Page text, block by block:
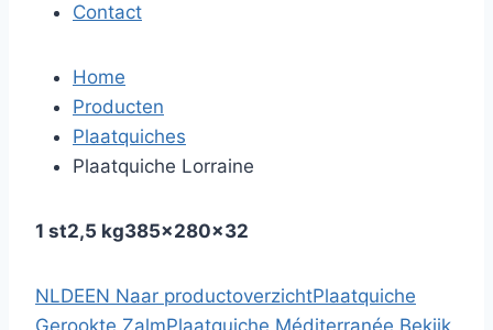
Contact
Home
Producten
Plaatquiches
Plaatquiche Lorraine
1 st2,5 kg385x280x32
NLDEEN Naar productoverzichtPlaatquiche
Gerookte ZalmPlaatquiche Méditerranée Bekijk